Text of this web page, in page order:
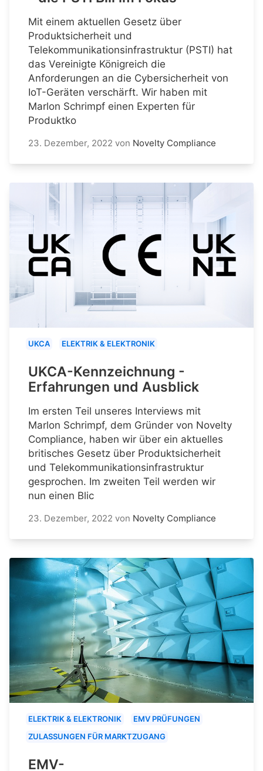
Mit einem aktuellen Gesetz über
Produktsicherheit und
Telekommunikationsinfrastruktur (PSTI) hat
das Vereinigte Königreich die
Anforderungen an die Cybersicherheit von
IoT-Geräten verschärft. Wir haben mit
Marlon Schrimpf einen Experten für
Produktko
23. Dezember, 2022 von Novelty Compliance
UKCA ELEKTRIK & ELEKTRONIK
UKCA-Kennzeichnung -
Erfahrungen und Ausblick
Im ersten Teil unseres Interviews mit
Marlon Schrimpf, dem Gründer von Novelty
Compliance, haben wir über ein aktuelles
britisches Gesetz über Produktsicherheit
und Telekommunikationsinfrastruktur
gesprochen. Im zweiten Teil werden wir
nun einen Blic
23. Dezember, 2022 von Novelty Compliance
ELEKTRIK & ELEKTRONIK
EMV PRÜFUNGEN
ZULASSUNGEN FÜR MARKTZUGANG
EMV-